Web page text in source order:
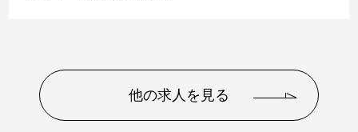
他の求人を見る